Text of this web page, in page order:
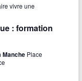
a
t
vivre une
: formation
Manche Place